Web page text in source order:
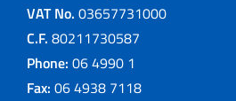
VAT No. 03657731000
C.F. 80211730587
Phone: 06 4990 1
Fax: 06 4938 7118